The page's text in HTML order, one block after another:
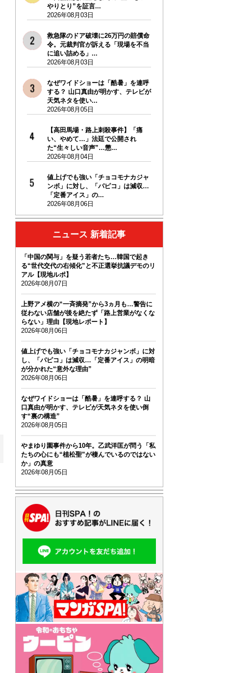
やりとり”を証言...
2026年08月03日
救急隊のドア破壊に26万円の賠償命
令。元裁判官が訴える「現場を不当
に追い詰める」...
2026年08月03日
なぜワイドショーは「酷暑」を連呼
する？ 山口真由が明かす、テレビが
天気ネタを使い...
2026年08月05日
【高田馬場・路上刺殺事件】「痛
い、やめて…」法廷で公開され
た“生々しい音声”…懲...
2026年08月04日
値上げでも強い「チョコモナカジャ
ンボ」に対し、「パピコ」は減収…
「定番アイス」の...
2026年08月06日
ニュース 新着記事
「中国の関与」を疑う若者たち…韓国で起き
る“世代交代の右傾化”と不正選挙抗議デモのリ
アル【現地ルポ】
2026年08月07日
上野アメ横の“一斉摘発”から3ヵ月も…警告に
従わない店舗が後を絶たず「路上営業がなくな
らない」理由【現地レポート】
2026年08月06日
値上げでも強い「チョコモナカジャンボ」に対
し、「パピコ」は減収…「定番アイス」の明暗
が分かれた“意外な理由”
2026年08月06日
なぜワイドショーは「酷暑」を連呼する？ 山
口真由が明かす、テレビが天気ネタを使い倒
す“裏の構造”
2026年08月05日
やまゆり園事件から10年。乙武洋匡が問う「私
たちの心にも“植松聖”が棲んでいるのではない
か」の真意
2026年08月05日